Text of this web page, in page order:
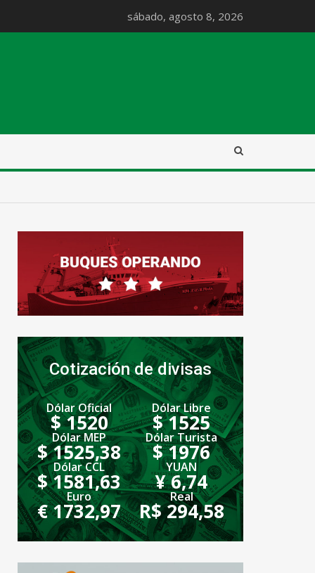
sábado, agosto 8, 2026
Cotización de divisas
Dólar Oficial
$ 1520
Dólar Libre
$ 1525
Dólar MEP
$ 1525,38
Dólar Turista
$ 1976
Dólar CCL
$ 1581,63
YUAN
¥ 6,74
Euro
€ 1732,97
Real
R$ 294,58